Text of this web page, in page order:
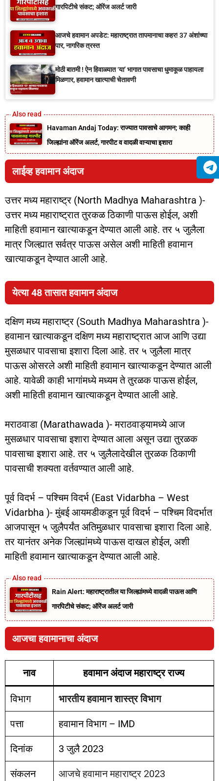
गारपिटीचे संकट; ऑरेंज अलर्ट जारी
आजचे हवामान अपडेट: महाराष्ट्रात तापमानाचा कहर! 37 अंशांच्या
पार, नागरिक त्रस्त
मोठी बातमी ! ऐन हिवाळ्यात ‘या’ भागात पावसाचा धुमाकूळ पाहायला
मिळणार, हवामान खात्याची चेतावणी
Havaman Andaj Today: राज्यात पावसाचे आगमन; काही
जिल्ह्यांना ऑरेंज अलर्ट, गारपीट व वादळी वाऱ्याचा इशारा
लाईव्ह हवामान अंदाज
उत्तर मध्य महाराष्ट्र (North Madhya Maharashtra )-
उत्तर मध्य महाराष्ट्रात तुरकळ ठिकाणी पाऊस होईल, अशी
माहिती हवामान खात्याकडून देण्यात आली आहे. तर ५ जुलैला
मात्र जिल्ह्यात सर्वत्र पाऊस असेल अशी माहिती हवामान
खात्याकडून देण्यात आली आहे.
येत्या 48 तासात हवामान अंदाज
दक्षिण मध्य महाराष्ट्र (South Madhya Maharashtra )-
हवामान खात्याकडून दक्षिण मध्य महाराष्ट्रात आज आणि उद्या
मुसळधार पावसाचा इशारा दिला आहे. तर ५ जुलैला मात्र
पाऊस ओसरले अशी माहिती हवामान खात्याकडून देण्यात आली
आहे. यावेळी काही भागांमध्ये मध्यम ते तुरळक पाऊस होईल,
अशी माहिती हवामान खात्याकडून देण्यात आली आहे.
मराठवाडा (Marathawada )- मराठवाड्यामध्ये आज
मुसळधार पावसाचा इशारा देण्यात आला असून उद्या तुरळक
पावसाचा इशारा आहे. तर ५ जुलैलादेखील तुरळक ठिकाणी
पावसाची शक्यता वर्तवण्यात आली आहे.
पूर्व विदर्भ – पश्चिम विदर्भ (East Vidarbha – West
Vidarbha )- मुंबई आयमडीकडून पूर्व विदर्भ – पश्चिम विदर्भात
आजपासून ५ जुलैपर्यंत अतिमुळधार पावसाचा इशारा दिला आहे.
तर यानंतर अनेक जिल्ह्यांमध्ये पाऊस दाखल होईल, अशी
माहिती हवामान खात्याकडून देण्यात आली आहे.
Rain Alert: महाराष्ट्रातील या जिल्ह्यांमध्ये वादळी पाऊस आणि
गारपिटीचे संकट; ऑरेंज अलर्ट जारी
आजचा हवामानाचा अंदाज
नाव हवामान अंदाज महाराष्ट्र राज्य
विभाग भारतीय हवामान शास्त्र विभाग
पत्ता हवामान विभाग – IMD
दिनांक 3 जुलै 2023
संकलन आजचे हवामान महाराष्ट्र 2023